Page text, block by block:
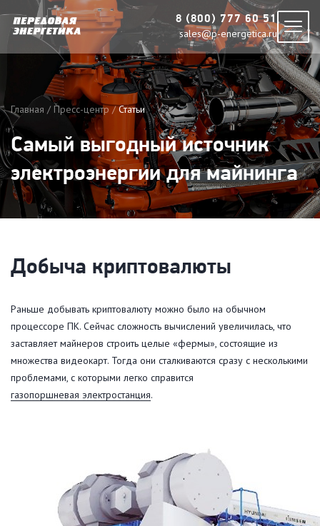
8 (800) 777 60 51
sales@p-energetica.ru
Главная Пресс-центр Статьи
Самый выгодный источник
электроэнергии для майнинга
Добыча криптовалюты
Раньше добывать криптовалюту можно было на обычном
процессоре ПК. Сейчас сложность вычислений увеличилась, что
заставляет майнеров строить целые «фермы», состоящие из
множества видеокарт. Тогда они сталкиваются сразу с несколькими
проблемами, с которыми легко справится
газопоршневая электростанция.